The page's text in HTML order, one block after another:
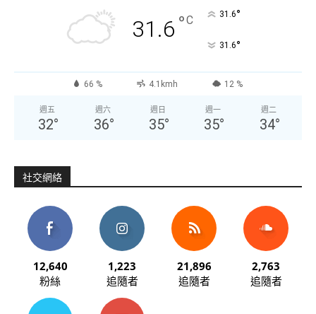
31.6 °C 31.6°
31.6°
66 % 4.1kmh 12 %
週五
32°
週六
36°
週日
35°
週一
35°
週二
34°
社交網絡
12,640
粉絲
1,223
追隨者
21,896
追隨者
2,763
追隨者